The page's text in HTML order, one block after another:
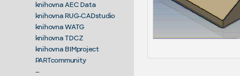
knihovna AEC Data
knihovna RUG-CADstudio
knihovna WATG
knihovna TDCZ
knihovna BIMproject
PARTcommunity
--